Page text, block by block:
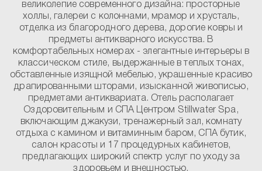
великолепие современного дизайна: просторные
холлы, галереи с колоннами, мрамор и хрусталь,
отделка из благородного дерева, дорогие ковры и
предметы антикварного искусства. В
комфортабельных номерах - элегантные интерьеры в
классическом стиле, выдержанные в теплых тонах,
обставленные изящной мебелью, украшенные красиво
драпированными шторами, изысканной живописью,
предметами антиквариата. Отель располагает
Оздоровительным и СПА Центром Stillwater Spa,
включающим джакузи, тренажерный зал, комнату
отдыха с камином и витаминным баром, СПА бутик,
салон красоты и 17 процедурных кабинетов,
предлагающих широкий спектр услуг по уходу за
здоровьем и внешностью.